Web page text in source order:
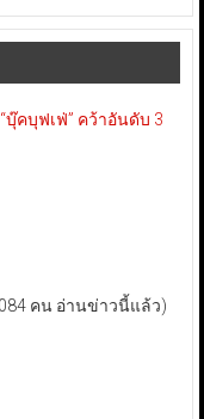
คบุฟเฟ่” คว้าอันดับ 3
คน อ่านข่าวนี้แล้ว)